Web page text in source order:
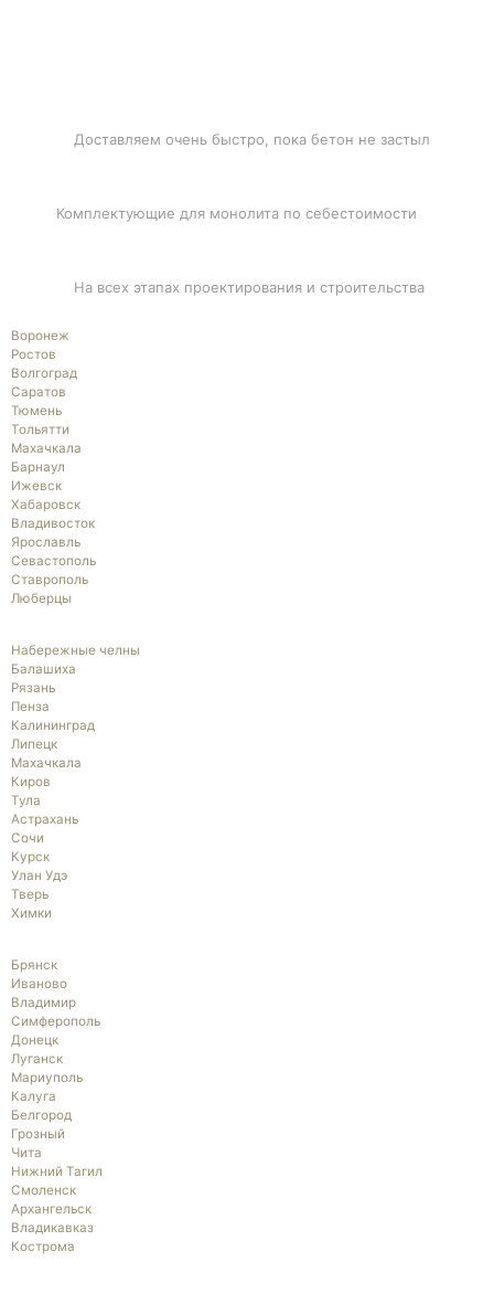
Доставляем очень быстро, пока бетон не застыл
Комплектующие для монолита по себестоимости
На всех этапах проектирования и строительства
Воронеж
Ростов
Волгоград
Саратов
Тюмень
Тольятти
Махачкала
Барнаул
Ижевск
Хабаровск
Владивосток
Ярославль
Севастополь
Ставрополь
Люберцы
Набережные челны
Балашиха
Рязань
Пенза
Калининград
Липецк
Махачкала
Киров
Тула
Астрахань
Сочи
Курск
Улан Удэ
Тверь
Химки
Брянск
Иваново
Владимир
Симферополь
Донецк
Луганск
Мариуполь
Калуга
Белгород
Грозный
Чита
Нижний Тагил
Смоленск
Архангельск
Владикавказ
Кострома